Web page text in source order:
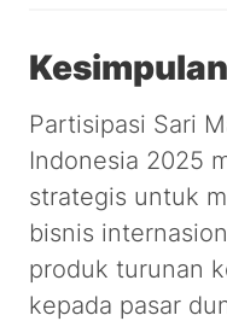
Kesimpulan
Partisipasi Sari
Indonesia 2025
strategis untuk
bisnis
produk turunan
kepada pasar